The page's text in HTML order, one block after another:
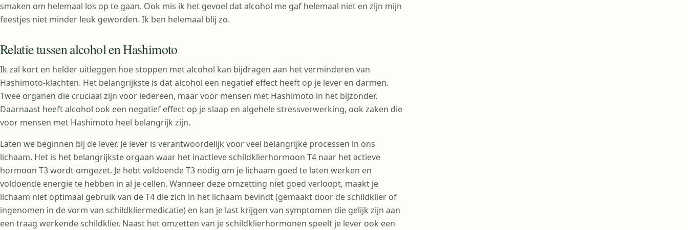
smaken om helemaal los op te gaan. Ook mis ik het gevoel dat alcohol me gaf helemaal niet en zijn mijn
feestjes niet minder leuk geworden. Ik ben helemaal blij zo.
Relatie tussen alcohol en Hashimoto
Ik zal kort en helder uitleggen hoe stoppen met alcohol kan bijdragen aan het verminderen van
Hashimoto-klachten. Het belangrijkste is dat alcohol een negatief effect heeft op je lever en darmen.
Twee organen die cruciaal zijn voor iedereen, maar voor mensen met Hashimoto in het bijzonder.
Daarnaast heeft alcohol ook een negatief effect op je slaap en algehele stressverwerking, ook zaken die
voor mensen met Hashimoto heel belangrijk zijn.
Laten we beginnen bij de lever. Je lever is verantwoordelijk voor veel belangrijke processen in ons
lichaam. Het is het belangrijkste orgaan waar het inactieve schildklierhormoon T4 naar het actieve
hormoon T3 wordt omgezet. Je hebt voldoende T3 nodig om je lichaam goed te laten werken en
voldoende energie te hebben in al je cellen. Wanneer deze omzetting niet goed verloopt, maakt je
lichaam niet optimaal gebruik van de T4 die zich in het lichaam bevindt (gemaakt door de schildklier of
ingenomen in de vorm van schildkliermedicatie) en kan je last krijgen van symptomen die gelijk zijn aan
een traag werkende schildklier. Naast het omzetten van je schildklierhormonen speelt je lever ook een